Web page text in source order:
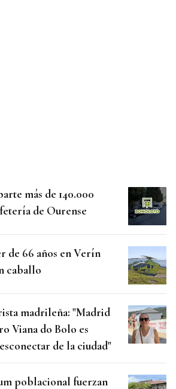
más de 140.000
de Ourense
de 66 años en Verín
caballo
madrileña: "Madrid
Viana do Bolo es
de la ciudad"
poblacional fuerzan